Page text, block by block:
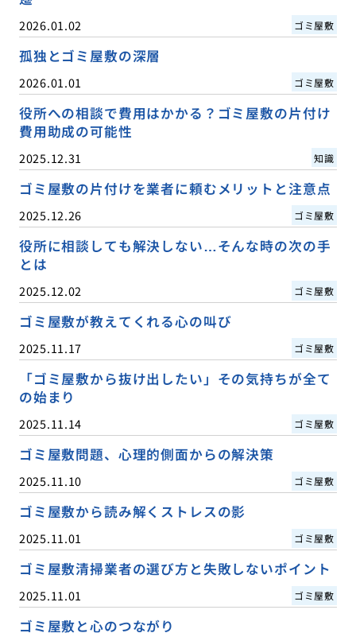
2026.01.02 ゴミ屋敷
孤独とゴミ屋敷の深層
2026.01.01 ゴミ屋敷
役所への相談で費用はかかる？ゴミ屋敷の片付け
費用助成の可能性
2025.12.31 知識
ゴミ屋敷の片付けを業者に頼むメリットと注意点
2025.12.26 ゴミ屋敷
役所に相談しても解決しない…そんな時の次の手
とは
2025.12.02 ゴミ屋敷
ゴミ屋敷が教えてくれる心の叫び
2025.11.17 ゴミ屋敷
「ゴミ屋敷から抜け出したい」その気持ちが全て
の始まり
2025.11.14 ゴミ屋敷
ゴミ屋敷問題、心理的側面からの解決策
2025.11.10 ゴミ屋敷
ゴミ屋敷から読み解くストレスの影
2025.11.01 ゴミ屋敷
ゴミ屋敷清掃業者の選び方と失敗しないポイント
2025.11.01 ゴミ屋敷
ゴミ屋敷と心のつながり